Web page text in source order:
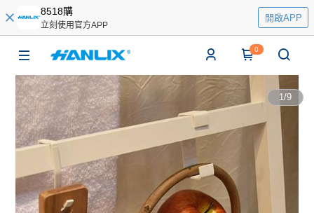
8518購
立刻使用官方APP
開啟APP
0
1/9